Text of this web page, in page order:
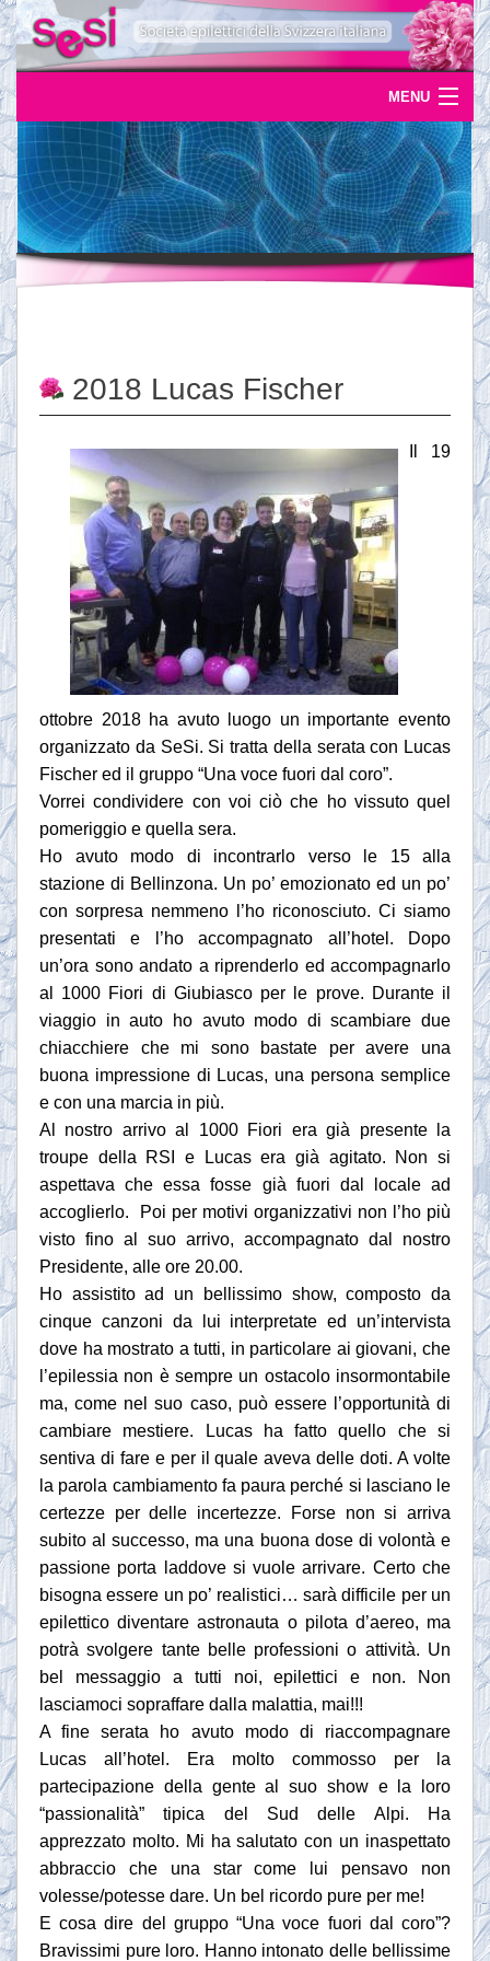
MENU
Home
Uscite
Eventi
News
Servizi2018 Lucas Fischer
Il 19
ottobre 2018 ha avuto luogo un importante evento
organizzato da SeSi. Si tratta della serata con Lucas
Fischer ed il gruppo “Una voce fuori dal coro”.
Vorrei condividere con voi ciò che ho vissuto quel
pomeriggio e quella sera.
Ho avuto modo di incontrarlo verso le 15 alla
stazione di Bellinzona. Un po’ emozionato ed un po’
con sorpresa nemmeno l’ho riconosciuto. Ci siamo
presentati e l’ho accompagnato all’hotel. Dopo
un’ora sono andato a riprenderlo ed accompagnarlo
al 1000 Fiori di Giubiasco per le prove. Durante il
viaggio in auto ho avuto modo di scambiare due
chiacchiere che mi sono bastate per avere una
buona impressione di Lucas, una persona semplice
e con una marcia in più.
Al nostro arrivo al 1000 Fiori era già presente la
troupe della RSI e Lucas era già agitato. Non si
aspettava che essa fosse già fuori dal locale ad
accoglierlo. Poi per motivi organizzativi non l’ho più
visto fino al suo arrivo, accompagnato dal nostro
Presidente, alle ore 20.00.
Ho assistito ad un bellissimo show, composto da
cinque canzoni da lui interpretate ed un’intervista
dove ha mostrato a tutti, in particolare ai giovani, che
l’epilessia non è sempre un ostacolo insormontabile
ma, come nel suo caso, può essere l’opportunità di
cambiare mestiere. Lucas ha fatto quello che si
sentiva di fare e per il quale aveva delle doti. A volte
la parola cambiamento fa paura perché si lasciano le
certezze per delle incertezze. Forse non si arriva
subito al successo, ma una buona dose di volontà e
passione porta laddove si vuole arrivare. Certo che
bisogna essere un po’ realistici… sarà difficile per un
epilettico diventare astronauta o pilota d’aereo, ma
potrà svolgere tante belle professioni o attività. Un
bel messaggio a tutti noi, epilettici e non. Non
lasciamoci sopraffare dalla malattia, mai!!!
A fine serata ho avuto modo di riaccompagnare
Lucas all’hotel. Era molto commosso per la
partecipazione della gente al suo show e la loro
“passionalità” tipica del Sud delle Alpi. Ha
apprezzato molto. Mi ha salutato con un inaspettato
abbraccio che una star come lui pensavo non
volesse/potesse dare. Un bel ricordo pure per me!
E cosa dire del gruppo “Una voce fuori dal coro”?
Bravissimi pure loro. Hanno intonato delle bellissime